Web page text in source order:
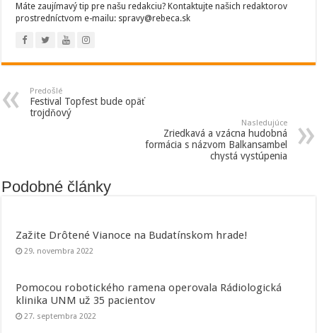
Máte zaujímavý tip pre našu redakciu? Kontaktujte našich redaktorov
prostredníctvom e-mailu: spravy@rebeca.sk
Predošlé
Festival Topfest bude opäť
trojdňový
Nasledujúce
Zriedkavá a vzácna hudobná
formácia s názvom Balkansambel
chystá vystúpenia
Podobné články
Zažite Drôtené Vianoce na Budatínskom hrade!
29. novembra 2022
Pomocou robotického ramena operovala Rádiologická
klinika UNM už 35 pacientov
27. septembra 2022